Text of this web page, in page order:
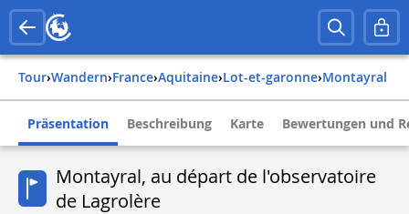
Tour› Wandern› france› aquitaine› lot-et-garonne› montayral
Präsentation Beschreibung Karte Bewertungen und
Montayral, au départ de l'observatoire
de Lagrolère